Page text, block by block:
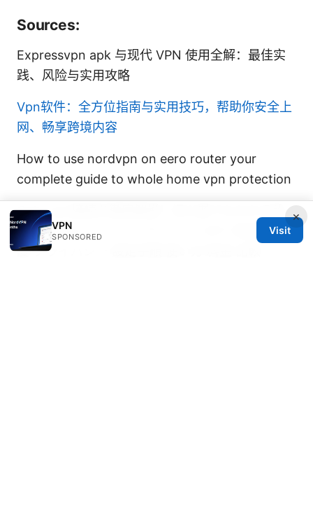
Sources:
Expressvpn apk 与现代 VPN 使用全解：最佳实
践、风险与实用攻略
Vpn软件：全方位指南与实用技巧，帮助你安全上
网、畅享跨境内容
How to use nordvpn on eero router your
complete guide to whole home vpn protection
Cato vpn接続を徹底解説！初心者でもわかる設
定方法からメリット・デメリットまで 安全性 速
度 プライバシー 設定手順 使い方 料金 比較
×
VPN
SPONSORED
Visit